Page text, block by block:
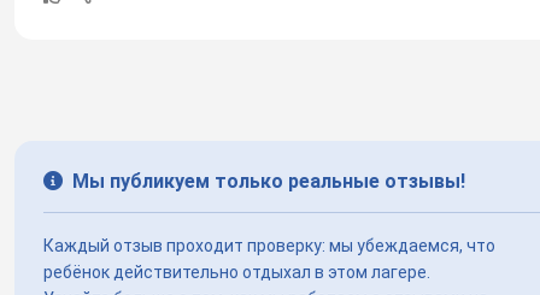
Мы публикуем только реальные отзывы!
Каждый отзыв проходит проверку: мы убеждаемся, что
ребёнок действительно отдыхал в этом лагере.